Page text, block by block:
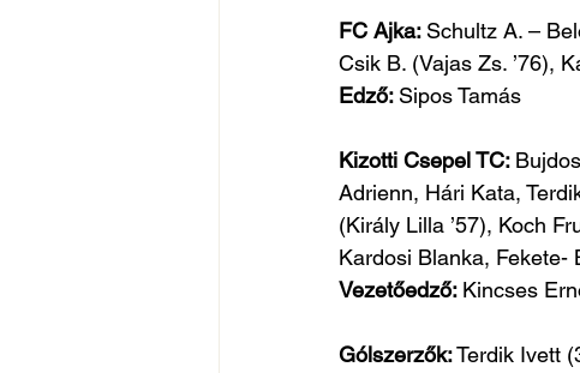
FC Ajka: Schultz A. –
Csik B. (Vajas Zs. ’76),
Edző: Sipos Tamás
Kizotti Csepel TC:
Adrienn, Hári Kata,
(Király Lilla ’57), Koch
Kardosi Blanka, Fekete-
Vezetőedző: Kincses
Gólszerzők: Terdik Ivett